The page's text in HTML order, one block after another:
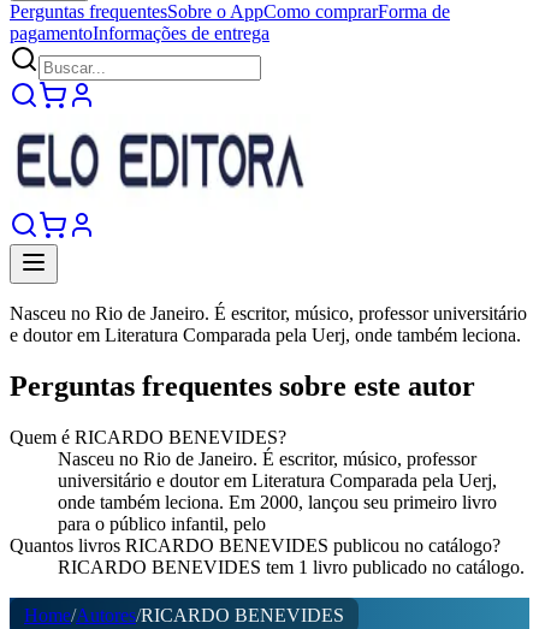
Perguntas frequentesSobre o AppComo comprarForma de
pagamentoInformações de entrega
Nasceu no Rio de Janeiro. É escritor, músico, professor universitário
e doutor em Literatura Comparada pela Uerj, onde também leciona.
Perguntas frequentes sobre este autor
Quem é RICARDO BENEVIDES?
Nasceu no Rio de Janeiro. É escritor, músico, professor
universitário e doutor em Literatura Comparada pela Uerj,
onde também leciona. Em 2000, lançou seu primeiro livro
para o público infantil, pelo
Quantos livros RICARDO BENEVIDES publicou no catálogo?
RICARDO BENEVIDES tem 1 livro publicado no catálogo.
Home/Autores/RICARDO BENEVIDES